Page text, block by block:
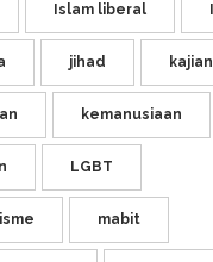
Islam liberal
jihad kajian
kemanusiaan
LGBT
mabit